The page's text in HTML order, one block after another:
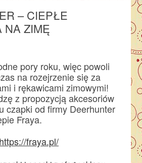
– CIEPŁE
NA ZIMĘ
pory roku, więc powoli
na rozejrzenie się za
i rękawicami zimowymi!
z propozycją akcesoriów
czapki od firmy Deerhunter
Fraya.
https://fraya.pl/